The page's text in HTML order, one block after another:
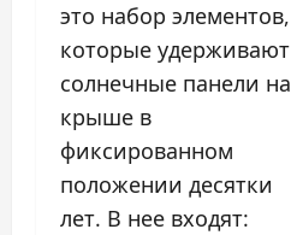
это набор элементов,
которые удерживают
солнечные панели на
крыше в
фиксированном
положении десятки
лет. В нее входят: